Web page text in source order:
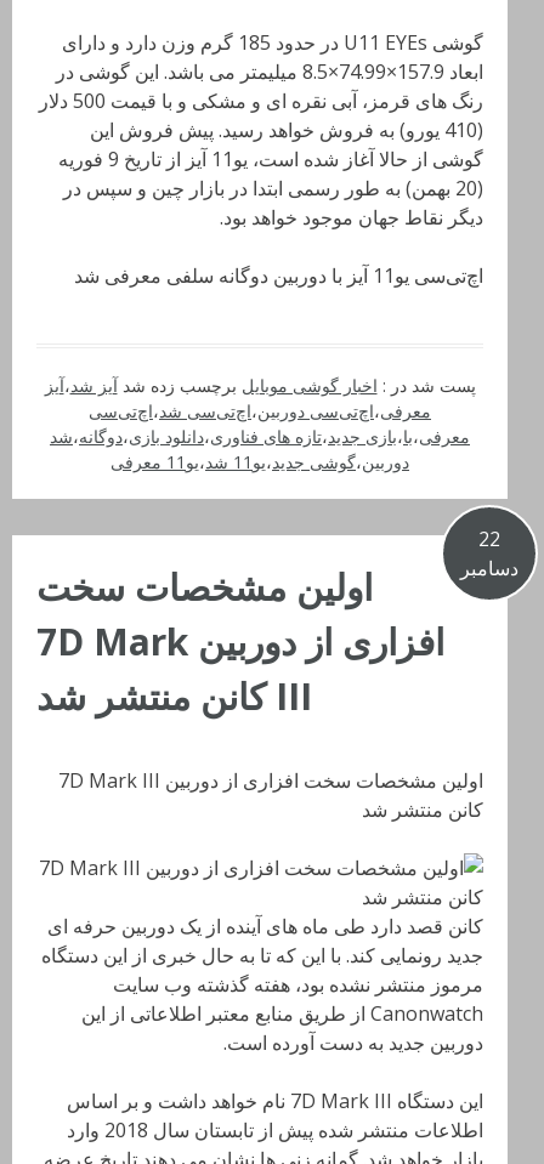
گوشی U11 EYEs
در حدود 185 گرم وزن دارد و دارای
ابعاد
157.9×74.99×8.5 میلیمتر می باشد. این گوشی در
رنگ های قرمز، آبی نقره ای و مشکی و با قیمت 500 دلار
(410 یورو) به فروش خواهد رسید. پیش فروش این
گوشی از حالا آغاز شده است، یو11 آیز از تاریخ 9 فوریه
(20 بهمن) به طور رسمی ابتدا در بازار چین و سپس در
دیگر نقاط جهان موجود خواهد بود.
اچ‌تی‌سی یو11 آیز با دوربین دوگانه سلفی معرفی شد
پست شد در : اخبار گوشی موبایل برچسب زده شدآیز شد،آیز
معرفی،اچ‌تی‌سی دوربین،اچ‌تی‌سی شد،اچ‌تی‌سی
معرفی،با،بازی جدید،تازه های فناوری،دانلود بازی،دوگانه،شد
دوربین،گوشی جدید،یو11 شد ،یو11 معرفی
22
دسامبر
اولین مشخصات سخت
افزاری از دوربین 7D Mark
III کانن منتشر شد
اولین مشخصات سخت افزاری از دوربین 7D Mark III
کانن منتشر شد
کانن قصد دارد طی ماه های آینده از یک دوربین حرفه ای
جدید رونمایی کند. با این که تا به حال خبری از این دستگاه
مرموز منتشر نشده بود، هفته گذشته وب سایت
Canonwatch از طریق منابع معتبر اطلاعاتی از این
دوربین جدید به دست آورده است.
این دستگاه 7D Mark III نام خواهد داشت و بر اساس
اطلاعات منتشر شده پیش از تابستان سال 2018 وارد